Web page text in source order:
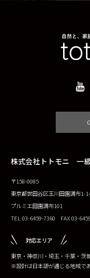
株式会社トトモニ 一
〒158-0085
東京都世田谷区玉川田園調布1-
プルミエ田園調布101
TEL 03-6459-7360 FAX 03-
対応エリア
東京・神奈川・埼玉・千葉・茨
※設計は日本語が通じる地域で